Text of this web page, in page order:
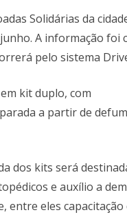
Solidárias da
A informação foi
pelo sistema
kit duplo, com
a partir de
dos kits será
e auxílio a
entre eles capacitação